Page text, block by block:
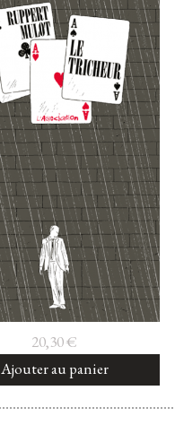
20,30€
Ajouter au panier